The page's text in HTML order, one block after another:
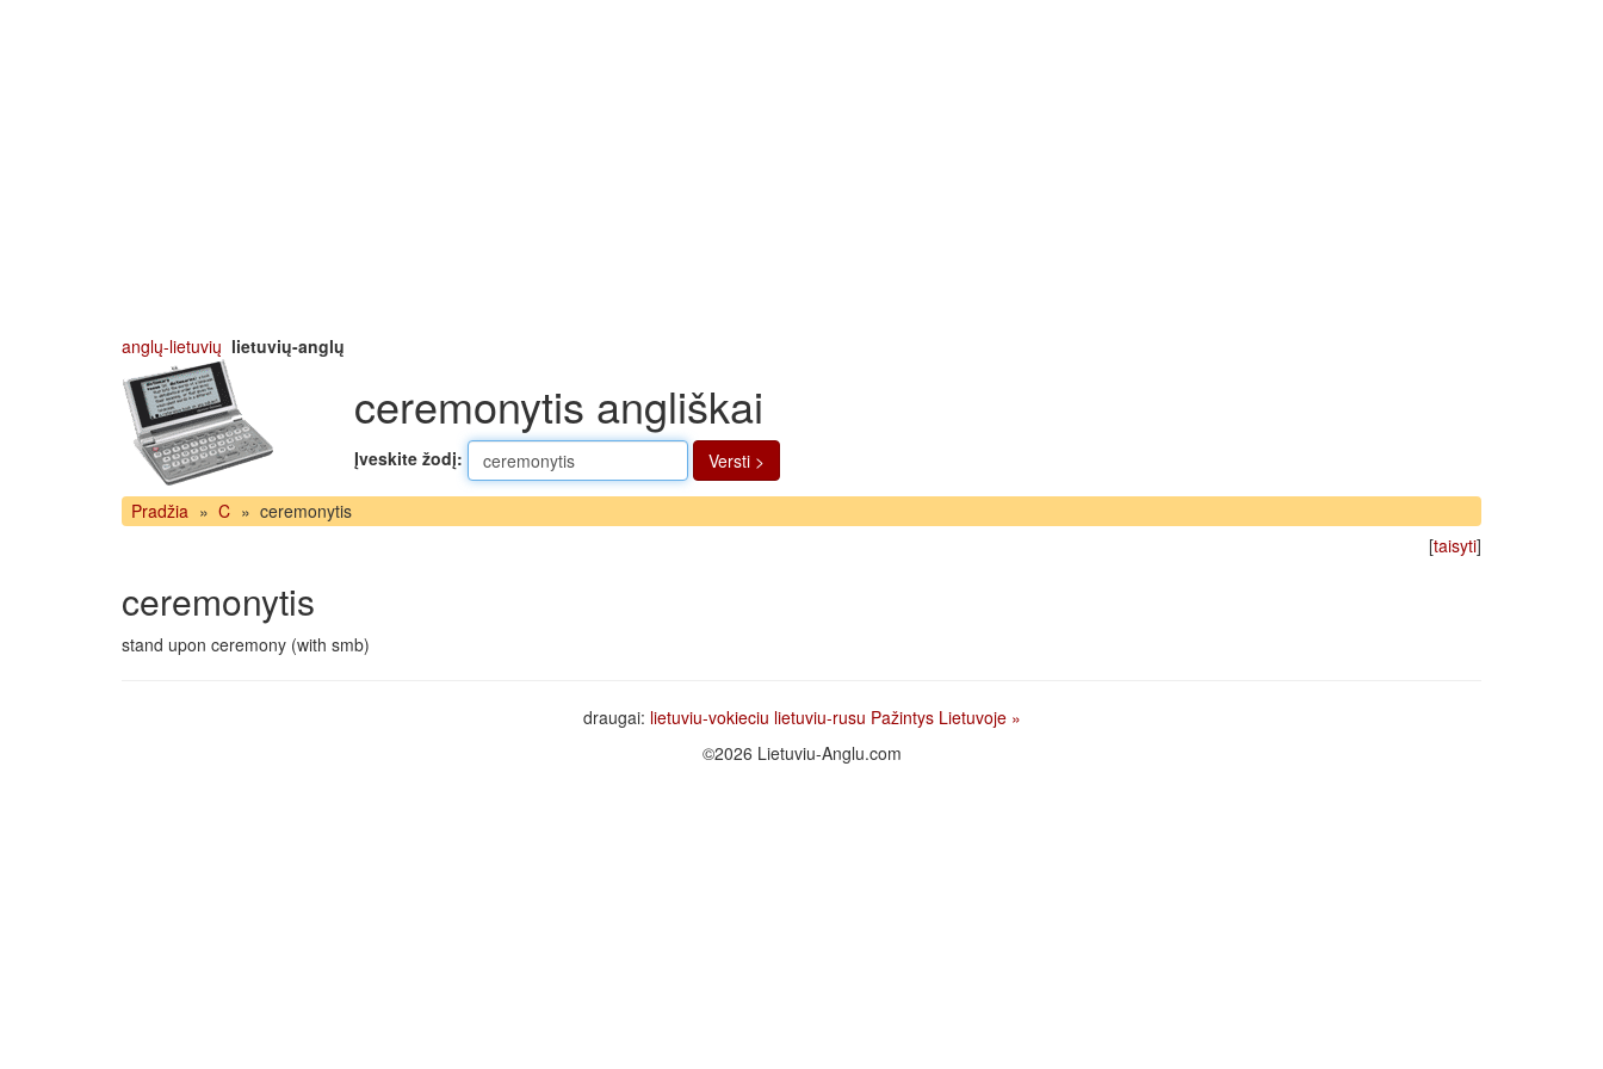
anglų-lietuvių lietuvių-anglų
ceremonytis angliškai
Įveskite žodį: Versti >
Pradžia » C » ceremonytis
[taisyti]
ceremonytis
stand upon ceremony (with smb)
draugai: lietuviu-vokieciu lietuviu-rusu Pažintys Lietuvoje »
©2026 Lietuviu-Anglu.com